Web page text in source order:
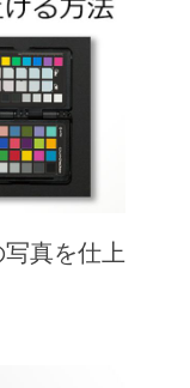
真を仕上